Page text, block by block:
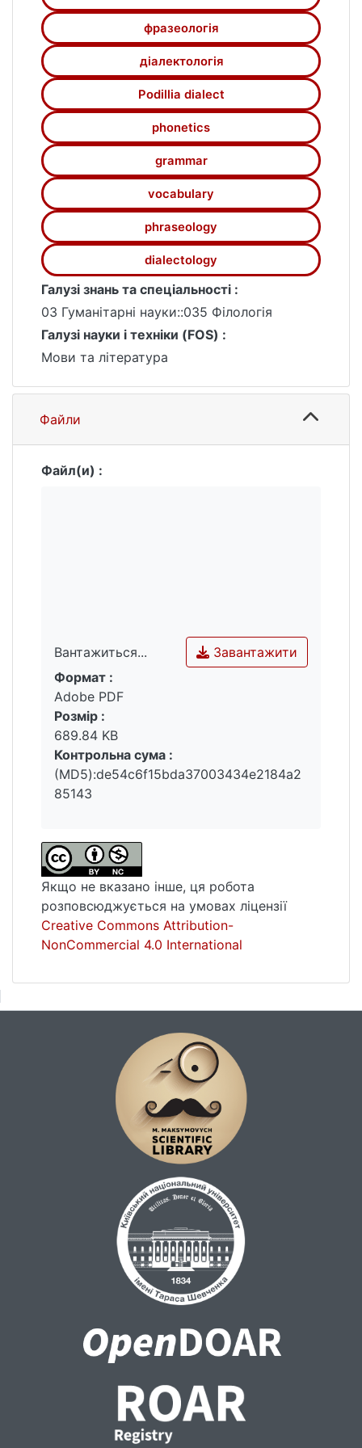
походження подільського говору,
проаналізовано фонетичні, граматичні та
лексико-фразеологічні особливості,
описано унікальні риси мовлення жителів
селища.
Результати дослідження дозволили
визначити основні особливості
подільського говору в цьому регіоні, а
також висвітлити його унікальні мовні
характеристики.
фразеологія
діалектологія
Podillia dialect
phonetics
grammar
vocabulary
phraseology
dialectology
Галузі знань та спеціальності :
03 Гуманітарні науки::035 Філологія
Галузі науки і техніки (FOS) :
Мови та література
Файли
Файл(и) :
Вантажиться...
Вантажиться...
Завантажити
Формат :
Adobe PDF
Розмір :
689.84 KB
Контрольна сума :
(MD5):de54c6f15bda37003434e2184a2
85143
Якщо не вказано інше, ця робота
розповсюджується на умовах ліцензії
Creative Commons Attribution-
NonCommercial 4.0 International